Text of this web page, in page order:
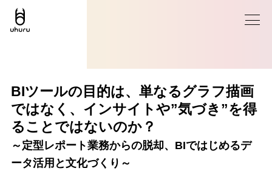
BIツールの目的は、単なるグラフ描画
ではなく、インサイトや”気づき”を得
ることではないのか？
～定型レポート業務からの脱却、BIではじめるデ
ータ活用と文化づくり～